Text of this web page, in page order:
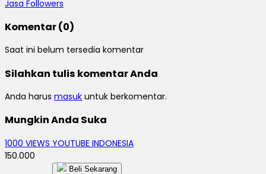
Jasa Followers
Komentar (0)
Saat ini belum tersedia komentar
Silahkan tulis komentar Anda
Anda harus masuk untuk berkomentar.
Mungkin Anda Suka
1000 VIEWS YOUTUBE INDONESIA
150.000
Beli Sekarang